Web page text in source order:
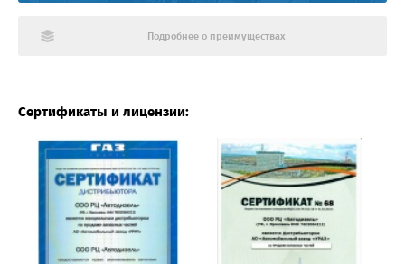
Подробнее о преимуществах
Сертификаты и лицензии: